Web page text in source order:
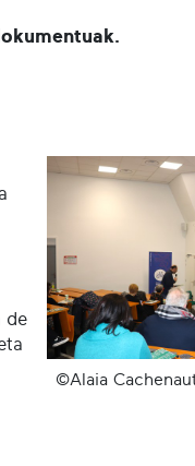
de
©Alaia